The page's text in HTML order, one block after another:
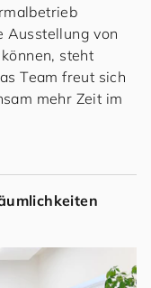
Ausstellung von
steht
Team freut sich
mehr Zeit im